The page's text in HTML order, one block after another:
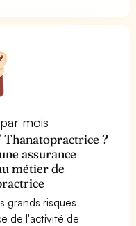
mois
?
assurance
métier de
grands risques
de l'activité de